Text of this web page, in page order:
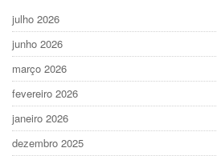
julho 2026
junho 2026
março 2026
fevereiro 2026
janeiro 2026
dezembro 2025